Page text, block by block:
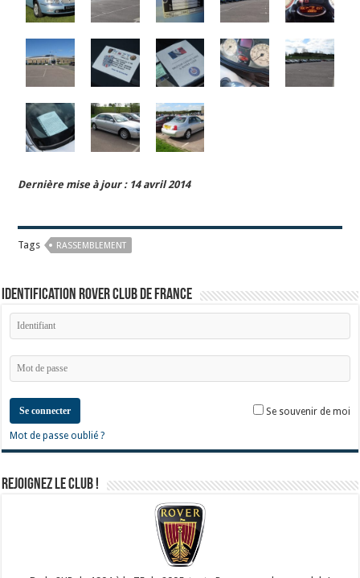
Dernière mise à jour : 14 avril 2014
Tags RASSEMBLEMENT
Identification Rover Club de France
Se connecter Se souvenir de moi
Mot de passe oublié ?
Rejoignez le club !